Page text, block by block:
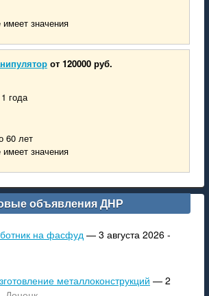
значения
от 120000 руб.
года
60 лет
значения
объявления ДНР
на фасфуд— 3 августа 2026 -
металлоконструкций — 2